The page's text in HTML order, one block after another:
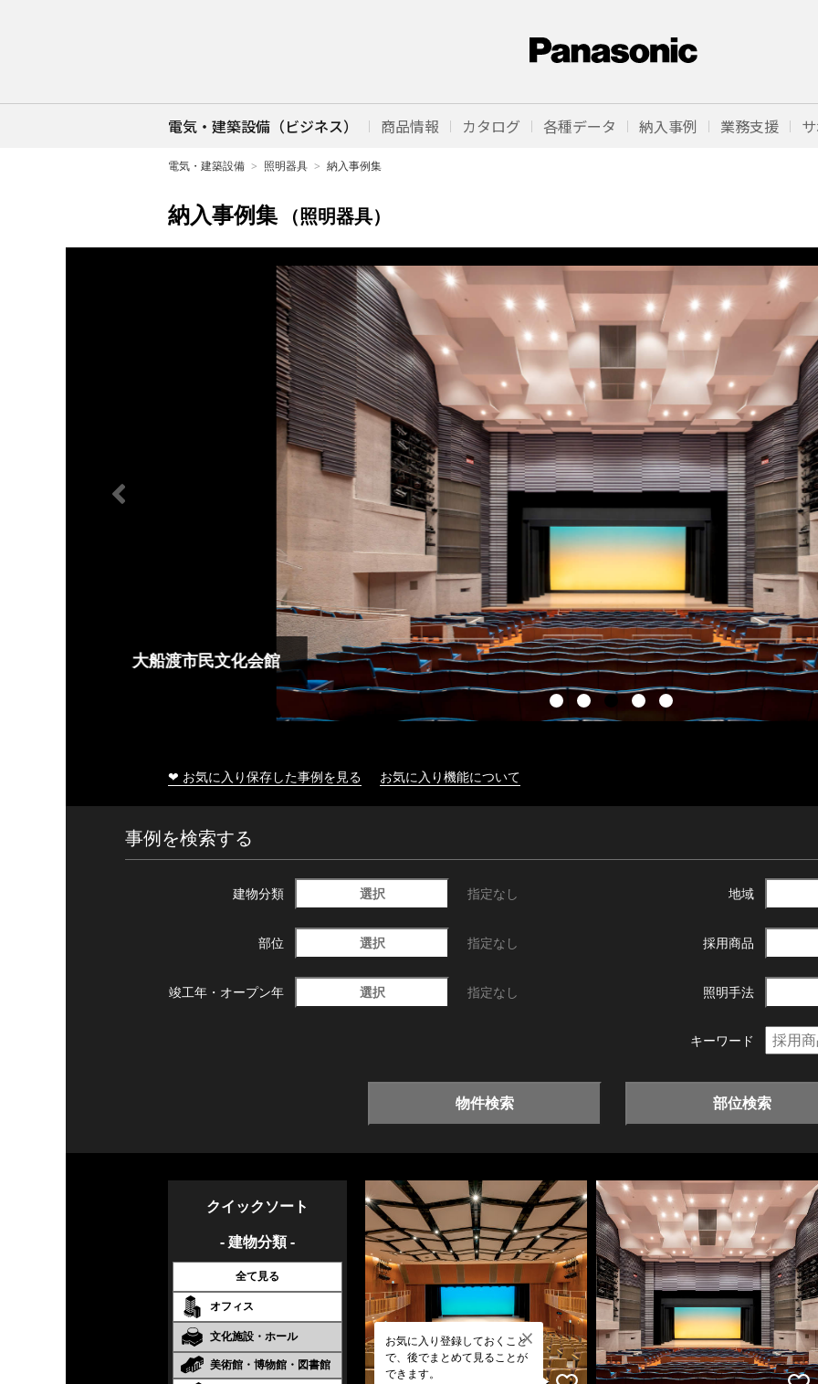
電気・建築設備（ビジネス） 商品情報 カタログ 各種データ 納入事例 業務支援
電気・建築設備 照明器具 納入事例集
納入事例集 （照明器具）
大船渡市民文化会館
❤ お気に入り保存した事例を見る お気に入り機能について
事例を検索する
建物分類 選択 指定なし 地域
部位 選択 指定なし 採用商品
竣工年・ オープン年 選択 指定なし 照明手法
キーワード
物件検索 部位検索
クイックソート
- 建物分類 -
全て見る
オフィス
文化施設・ホール
美術館・博物館・図書館
お気に入り登録しておくこと
で、後でまとめて見ることが
できます。